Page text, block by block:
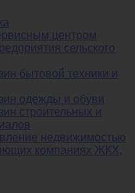
центром
сельского
бытовой техники и
одежды и обуви
строительных и
недвижимостью
компаниях ЖКХ,